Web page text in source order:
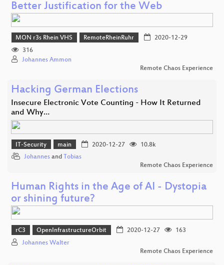
Better Justification for the Web
MON r3s Rhein VHS RemoteRheinRuhr
2020-12-29
316
Johannes Ammon
Remote Chaos Experience
Hacking German Elections
Insecure Electronic Vote Counting - How It Returned
and Why…
IT-Security main 2020-12-27
10.8k
Johannes and Tobias
Remote Chaos Experience
Human Rights in the Age of AI - Dystopia
or shining future?
rC3 OpenInfrastructureOrbit 2020-12-27
163
Johannes Walter
Remote Chaos Experience